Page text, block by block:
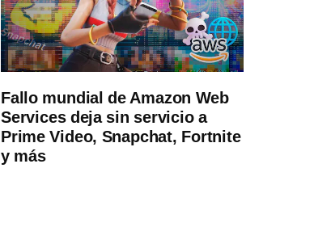
Fallo mundial de Amazon Web
Services deja sin servicio a
Prime Video, Snapchat, Fortnite
y más